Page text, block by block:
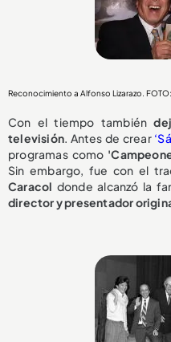
Reconocimiento a Alfonso Lizarazo. FOTO:
Con el tiempo también
televisión. Antes de crear
programas como
Sin embargo, fue con el
Caracol donde alcanzó la
director y presentador